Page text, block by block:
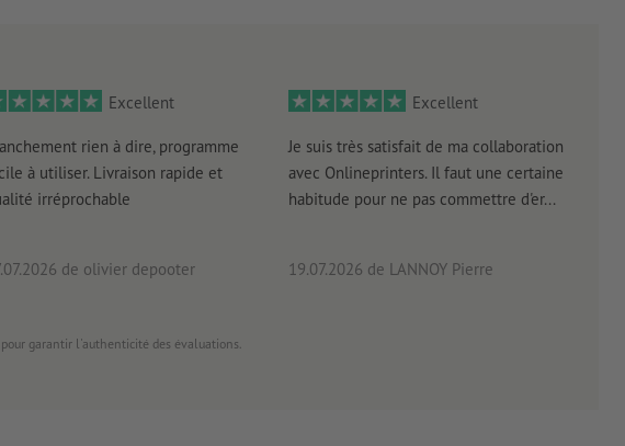
Excellent
rien à dire, programme
à utiliser. Livraison rapide et
irréprochable
de olivier depooter
Excellent
Je suis très satisfait de ma collaboration
avec Onlineprinters. Il faut une certaine
habitude pour ne pas commettre d'er...
19.07.2026 de LANNOY Pierre
garantir l'authenticité des évaluations.